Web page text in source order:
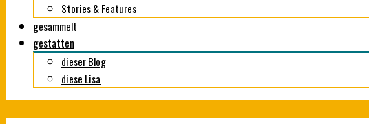
Stories & Features
gesammelt
gestatten
dieser Blog
diese Lisa